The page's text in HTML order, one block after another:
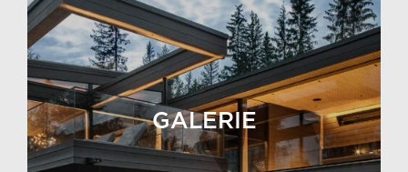
GALERIE